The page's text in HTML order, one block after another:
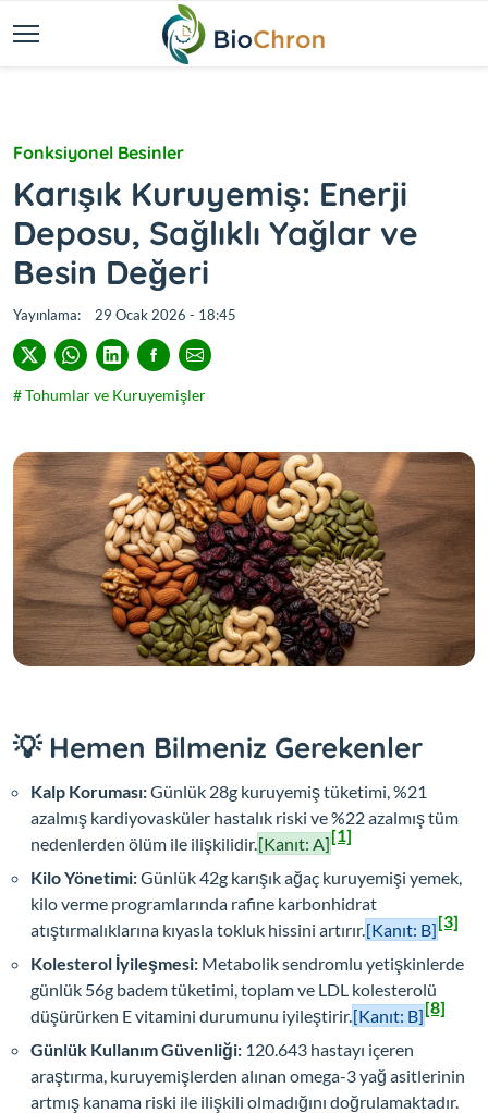
Fonksiyonel Besinler
Karışık Kuruyemiş: Enerji
Deposu, Sağlıklı Yağlar ve
Besin Değeri
Yayınlama: 29 Ocak 2026 - 18:45
# Tohumlar ve Kuruyemişler
💡 Hemen Bilmeniz Gerekenler
Kalp Koruması:Günlük 28g kuruyemiş tüketimi, %21
azalmış kardiyovasküler hastalık riski ve %22 azalmış tüm
nedenlerden ölüm ile ilişkilidir.[Kanıt: A][1]
Kilo Yönetimi:Günlük 42g karışık ağaç kuruyemişi yemek,
kilo verme programlarında rafine karbonhidrat
atıştırmalıklarına kıyasla tokluk hissini artırır.[Kanıt: B][3]
Kolesterol İyileşmesi: Metabolik sendromlu yetişkinlerde
günlük 56g badem tüketimi, toplam ve LDL kolesterolü
düşürürken E vitamini durumunu iyileştirir.[Kanıt: B][8]
Günlük Kullanım Güvenliği: 120.643 hastayı içeren
araştırma, kuruyemişlerden alınan omega-3 yağ asitlerinin
artmış kanama riski ile ilişkili olmadığını doğrulamaktadır.